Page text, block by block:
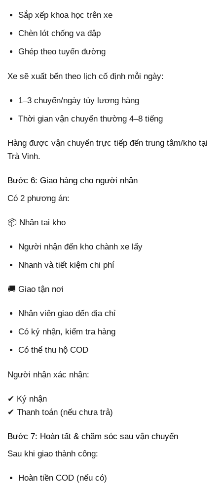
Sắp xếp khoa học trên xe
Chèn lót chống va đập
Ghép theo tuyến đường
Xe sẽ xuất bến theo lịch cố định mỗi ngày:
1–3 chuyến/ngày tùy lượng hàng
Thời gian vận chuyển thường 4–8 tiếng
Hàng được vận chuyển trực tiếp đến trung tâm/kho tại
Trà Vinh.
Bước 6: Giao hàng cho người nhận
Có 2 phương án:
📦 Nhận tại kho
Người nhận đến kho chành xe lấy
Nhanh và tiết kiệm chi phí
🚚 Giao tận nơi
Nhân viên giao đến địa chỉ
Có ký nhận, kiểm tra hàng
Có thể thu hộ COD
Người nhận xác nhận:
✔ Ký nhận
✔ Thanh toán (nếu chưa trả)
Bước 7: Hoàn tất & chăm sóc sau vận chuyển
Sau khi giao thành công:
Hoàn tiền COD (nếu có)